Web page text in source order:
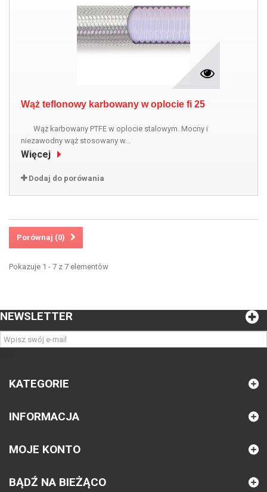
Wąż teflonowy karbowany w oplocie fi 25
Wąż karbowany PTFE w oplocie stalowym. Mocny i
niezawodny wąż stosowany w...
Więcej
Dodaj do porówania
Porównaj (0)
Pokazuje 1 - 7 z 7 elementów
NEWSLETTER
KATEGORIE
INFORMACJA
MOJE KONTO
BĄDŹ NA BIEŻĄCO